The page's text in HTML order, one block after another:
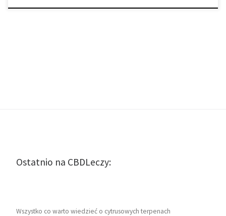
Ostatnio na CBDLeczy:
Wszystko co warto wiedzieć o cytrusowych terpenach